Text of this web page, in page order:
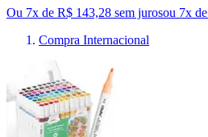
Ou 7x de R$ 143,28 sem jurosou 7x de
Compra Internacional